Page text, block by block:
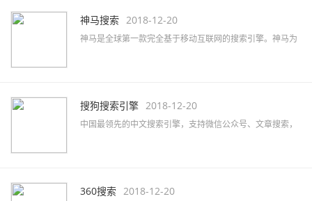
神马搜索 2018-12-20
神马是全球第一款完全基于移动互联网的搜索引擎。神马为
搜狗搜索引擎 2018-12-20
中国最领先的中文搜索引擎，支持微信公众号、文章搜索，
360搜索 2018-12-20